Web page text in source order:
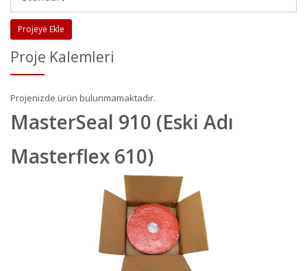
Projeye Ekle
Proje Kalemleri
Projenizde ürün bulunmamaktadır.
MasterSeal 910 (Eski Adı
Masterflex 610)